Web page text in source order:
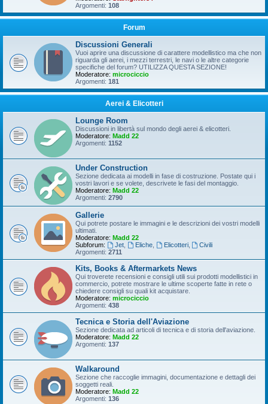
Argomenti: 108
Forum
Discussioni Generali
Vuoi aprire una discussione di carattere modellistico ma che non
riguarda gli aerei, i mezzi terrestri, le navi o le altre categorie
specifiche del forum? UTILIZZA QUESTA SEZIONE!
Moderatore: microciccio
Argomenti: 181
Aerei & Elicotteri
Lounge Room
Discussioni in libertà sul mondo degli aerei & elicotteri.
Moderatore: Madd 22
Argomenti: 1152
Under Construction
Sezione dedicata ai modelli in fase di costruzione. Postate qui i
vostri lavori e se volete, descrivete le fasi del montaggio.
Moderatore: Madd 22
Argomenti: 2790
Gallerie
Qui potrete postare le immagini e le descrizioni dei vostri modelli
ultimati.
Moderatore: Madd 22
Subforum:
Jet, Eliche, Elicotteri,
Civili
Argomenti: 2711
Kits, Books & Aftermarkets News
Qui troverete recensioni e consigli utili sui prodotti modellistici in
commercio, potrete mostrare le ultime scoperte fatte in rete o
chiedere consigli su quali kit acquistare.
Moderatore: microciccio
Argomenti: 438
Tecnica e Storia dell'Aviazione
Sezione dedicata ad articoli di tecnica e di storia dell'aviazione.
Moderatore: Madd 22
Argomenti: 137
Walkaround
Sezione che raccoglie immagini, documentazione e dettagli dei
soggetti reali.
Moderatore: Madd 22
Argomenti: 136